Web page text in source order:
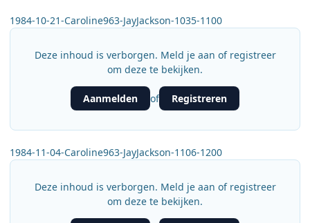
1984-10-21-Caroline963-JayJackson-1035-1100
Deze inhoud is verborgen. Meld je aan of registreer
om deze te bekijken.
Aanmelden of Registreren
1984-11-04-Caroline963-JayJackson-1106-1200
Deze inhoud is verborgen. Meld je aan of registreer
om deze te bekijken.